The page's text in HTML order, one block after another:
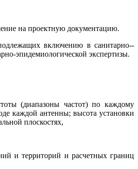
на проектную документацию.
подлежащих включению в санитарно-­
эпидемиологической экспертизы.
(диапазоны частот) по каждому
каждой антенны; высота установки
плоскостях,
и территорий и расчетных границ